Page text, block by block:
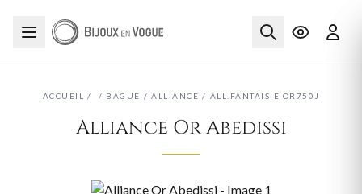
ACCUEIL / / BAGUE / ALLIANCE / ALL.FANTAISIE OR750J
Alliance Or Abedissi